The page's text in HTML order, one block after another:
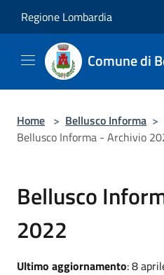
Regione Lombardia
Comune di
Home > Bellusco Informa >
Bellusco Informa - Archivio
Bellusco
2022
Ultimo aggiornamento: 8